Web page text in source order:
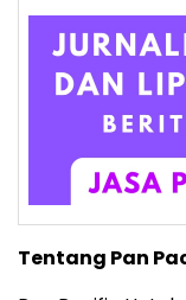
Tentang Pan